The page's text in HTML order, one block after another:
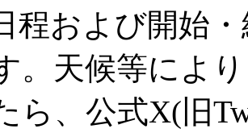
程および開始
。天候等によ
ら、公式X(旧